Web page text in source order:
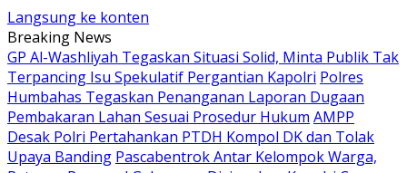
Langsung ke konten
Breaking News
GP Al-Washliyah Tegaskan Situasi Solid, Minta Publik Tak
Terpancing Isu Spekulatif Pergantian Kapolri Polres
Humbahas Tegaskan Penanganan Laporan Dugaan
Pembakaran Lahan Sesuai Prosedur Hukum AMPP
Desak Polri Pertahankan PTDH Kompol DK dan Tolak
Upaya Banding Pascabentrok Antar Kelompok Warga,